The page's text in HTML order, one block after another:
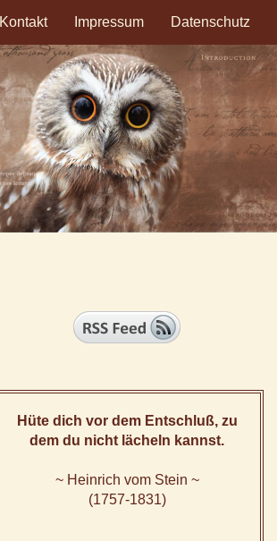
Kontakt Impressum Datenschutz
Hüte dich vor dem Entschluß, zu
dem du nicht lächeln kannst.
~ Heinrich vom Stein ~
(1757-1831)